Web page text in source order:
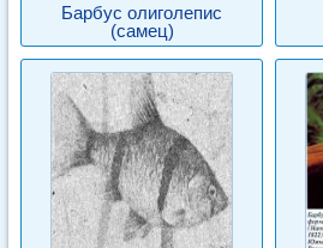
Барбус олиголепис
(самец)